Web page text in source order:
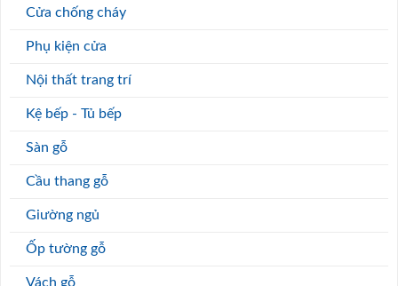
Cửa chống cháy
Phụ kiện cửa
Nội thất trang trí
Kệ bếp - Tủ bếp
Sàn gỗ
Cầu thang gỗ
Giường ngủ
Ốp tường gỗ
Vách gỗ